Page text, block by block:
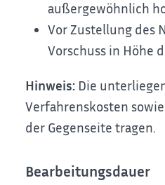
außergewöhnlich
Vor Zustellung des
Vorschuss in Höhe
Hinweis: Die
Verfahrenskosten
der Gegenseite tragen.
Bearbeitungsdauer